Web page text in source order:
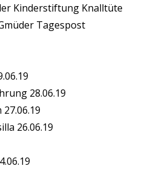
Kinderstiftung Knalltüte
Tagespost
28.06.19
26.06.19